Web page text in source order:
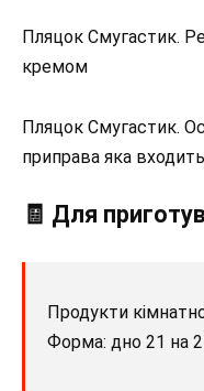
Пляцок Смугастик.
кремом
Пляцок Смугастик.
приправа яка
🧾 Для
Продукти
Форма: дно 21 на